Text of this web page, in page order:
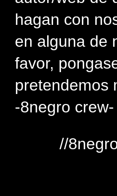
hagan con
en alguna de
favor,
pretendemos
-8negro crew-
//